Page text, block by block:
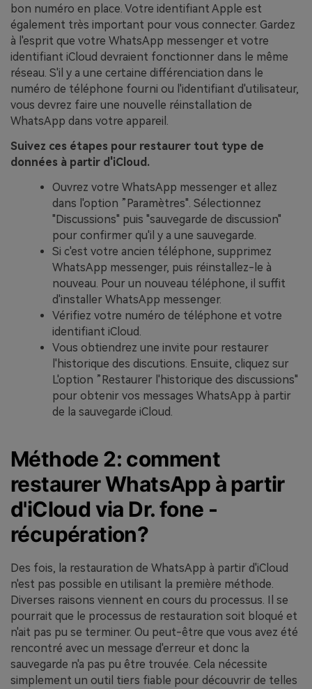
bon numéro en place. Votre identifiant Apple est
également très important pour vous connecter. Gardez
à l'esprit que votre WhatsApp messenger et votre
identifiant iCloud devraient fonctionner dans le même
réseau. S'il y a une certaine différenciation dans le
numéro de téléphone fourni ou l'identifiant d'utilisateur,
vous devrez faire une nouvelle réinstallation de
WhatsApp dans votre appareil.
Suivez ces étapes pour restaurer tout type de
données à partir d'iCloud.
Ouvrez votre WhatsApp messenger et allez
dans l'option ”Paramètres". Sélectionnez
"Discussions" puis "sauvegarde de discussion"
pour confirmer qu'il y a une sauvegarde.
Si c'est votre ancien téléphone, supprimez
WhatsApp messenger, puis réinstallez-le à
nouveau. Pour un nouveau téléphone, il suffit
d'installer WhatsApp messenger.
Vérifiez votre numéro de téléphone et votre
identifiant iCloud.
Vous obtiendrez une invite pour restaurer
l'historique des discutions. Ensuite, cliquez sur
L'option ”Restaurer l'historique des discussions"
pour obtenir vos messages WhatsApp à partir
de la sauvegarde iCloud.
Méthode 2: comment
restaurer WhatsApp à partir
d'iCloud via Dr. fone -
récupération?
Des fois, la restauration de WhatsApp à partir d'iCloud
n'est pas possible en utilisant la première méthode.
Diverses raisons viennent en cours du processus. Il se
pourrait que le processus de restauration soit bloqué et
n'ait pas pu se terminer. Ou peut-être que vous avez été
rencontré avec un message d'erreur et donc la
sauvegarde n'a pas pu être trouvée. Cela nécessite
simplement un outil tiers fiable pour découvrir de telles